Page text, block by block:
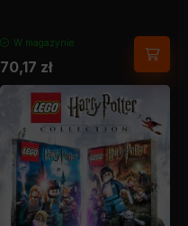
W magazynie
70,17 zł